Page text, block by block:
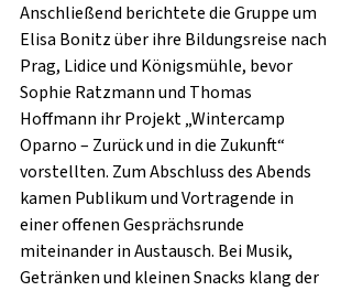
Anschließend berichtete die Gruppe um
Elisa Bonitz über ihre Bildungsreise nach
Prag, Lidice und Königsmühle, bevor
Sophie Ratzmann und Thomas
Hoffmann ihr Projekt „Wintercamp
Oparno – Zurück und in die Zukunft“
vorstellten. Zum Abschluss des Abends
kamen Publikum und Vortragende in
einer offenen Gesprächsrunde
miteinander in Austausch. Bei Musik,
Getränken und kleinen Snacks klang der